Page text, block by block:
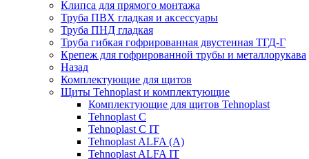
Клипса для прямого монтажа
Труба ПВХ гладкая и аксессуары
Труба ПНД гладкая
Труба гибкая гофрированная двустенная ТГД-Г
Крепеж для гофрированной трубы и металлорукава
Назад
Комплектующие для щитов
Щиты Tehnoplast и комплектующие
Комплектующие для щитов Tehnoplast
Tehnoplast C
Tehnoplast C IT
Tehnoplast ALFA (А)
Tehnoplast ALFA IT